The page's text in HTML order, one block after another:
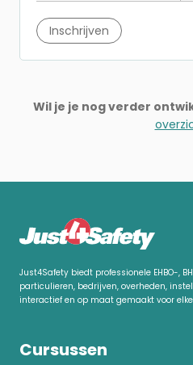
Inschrijven
Wil je je nog verder
Just4Safety biedt professionele EHBO-,
particulieren, bedrijven, overheden,
interactief en op maat gemaakt voor
Cursussen